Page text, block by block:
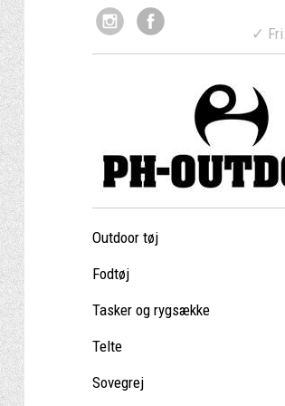
✓
Outdoor tøj
Fodtøj
Tasker og rygsække
Telte
Sovegrej